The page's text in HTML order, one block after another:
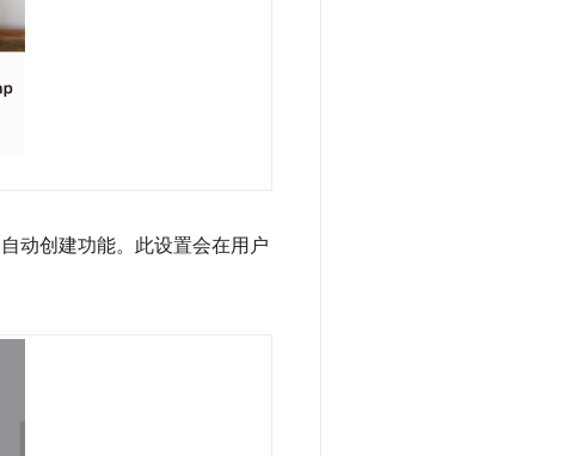
动创建功能。此设置会在用户